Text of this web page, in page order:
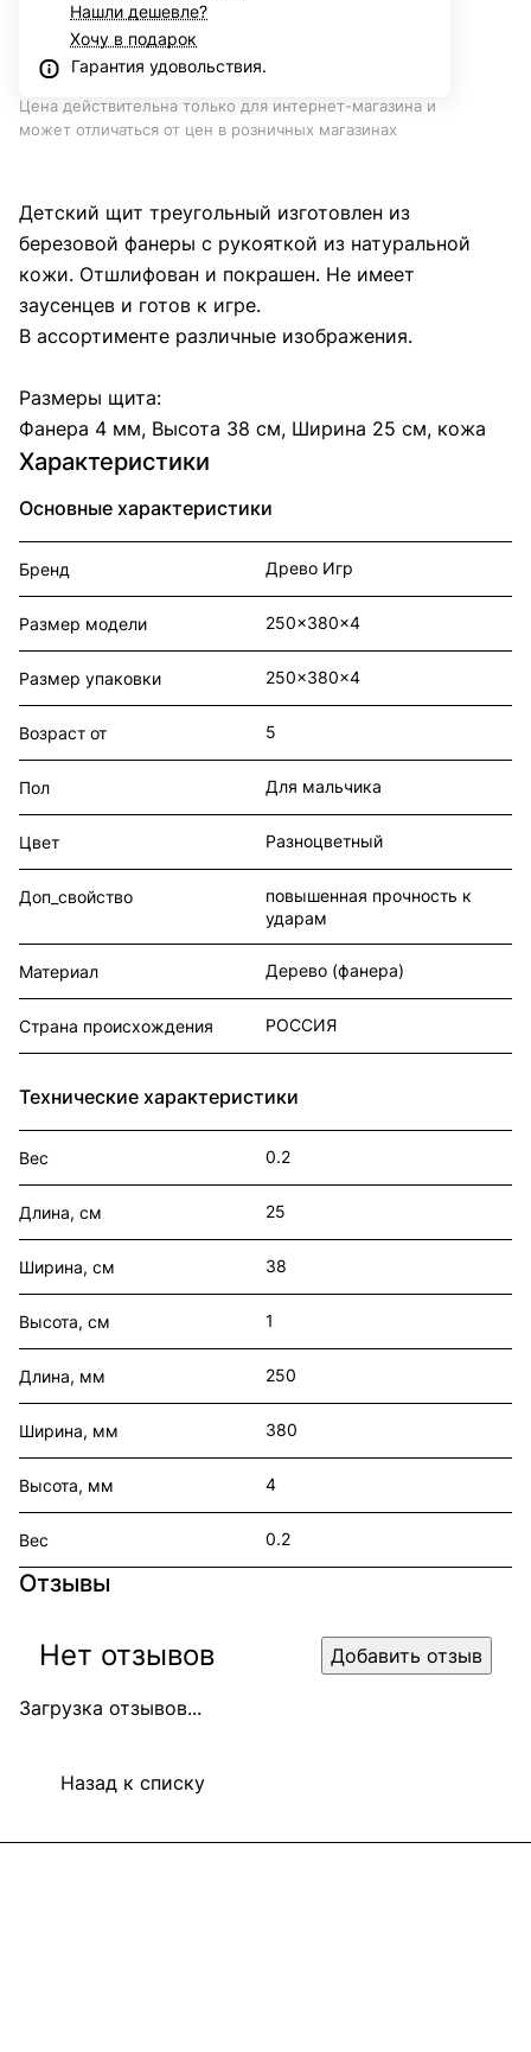
Нашли дешевле?
Хочу в подарок
Гарантия удовольствия.
Цена действительна только для интернет-магазина и
может отличаться от цен в розничных магазинах
Детский щит треугольный изготовлен из
березовой фанеры с рукояткой из натуральной
кожи. Отшлифован и покрашен. Не имеет
заусенцев и готов к игре.
В ассортименте различные изображения.
Размеры щита:
Фанера 4 мм, Высота 38 см, Ширина 25 см, кожа
Характеристики
Основные характеристики
Бренд Древо Игр
Размер модели 250x380x4
Размер упаковки 250x380x4
Возраст от 5
Пол Для мальчика
Цвет Разноцветный
Доп_свойство
повышенная прочность к
ударам
Материал Дерево (фанера)
Страна происхождения РОССИЯ
Технические характеристики
Вес 0.2
Длина, см 25
Ширина, см 38
Высота, см 1
Длина, мм 250
Ширина, мм 380
Высота, мм 4
Вес 0.2
Отзывы
Загрузка отзывов...
Нет отзывов Добавить отзыв
Назад к списку